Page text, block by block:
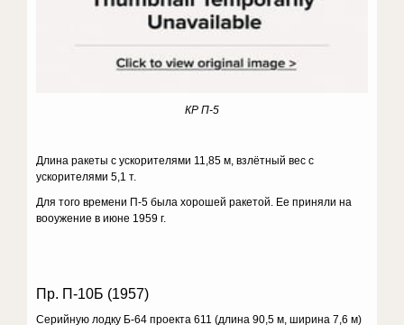
КР П-5
Длина ракеты с ускорителями 11,85 м, взлётный вес с
ускорителями 5,1 т.
Для того времени П-5 была хорошей ракетой. Ее приняли на
вооужение в июне 1959 г.
Пр. П-10Б (1957)
Серийную лодку Б-64 проекта 611 (длина 90,5 м, ширина 7,6 м)